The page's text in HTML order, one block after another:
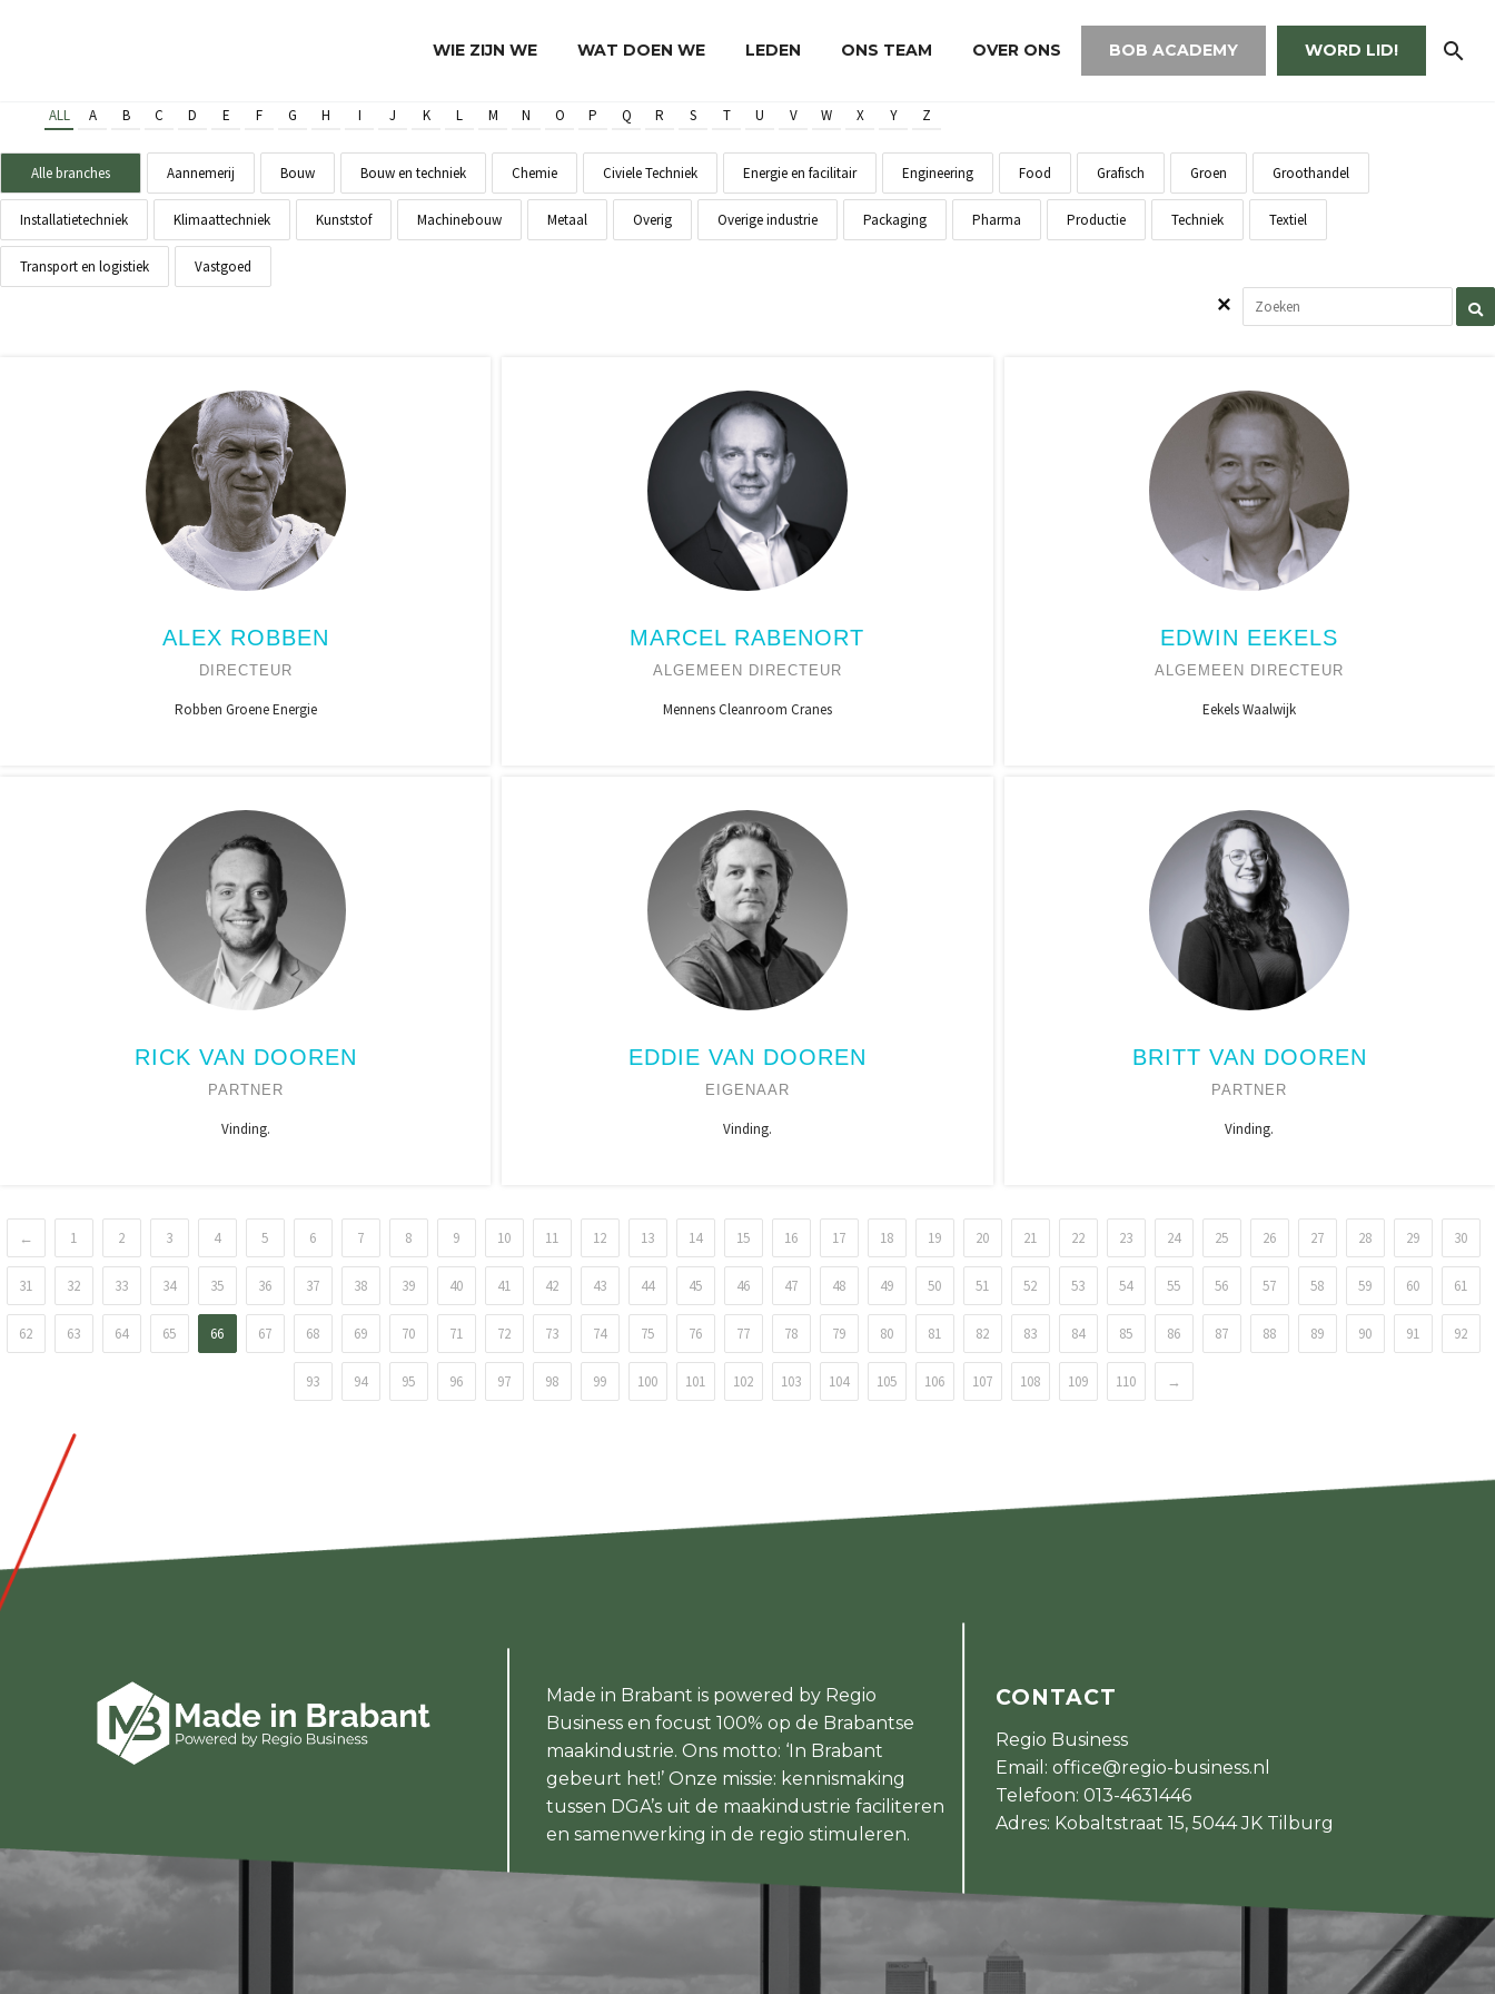
WIE ZIJN WE WAT DOEN WE LEDEN ONS TEAM OVER ONS BOB ACADEMY WORD LID!
ALL A B C D E F G H I J K L M N O P Q R S T U V W X Y Z
Alle branches Aannemerij Bouw Bouw en techniek Chemie Civiele Techniek Energie en facilitair Engineering Food Grafisch Groen Groothandel
Installatietechniek Klimaattechniek Kunststof Machinebouw Metaal Overig Overige industrie Packaging Pharma Productie Techniek Textiel
Transport en logistiek Vastgoed
ALEX ROBBEN
DIRECTEUR
Robben Groene Energie
MARCEL RABENORT
ALGEMEEN DIRECTEUR
Mennens Cleanroom Cranes
EDWIN EEKELS
ALGEMEEN DIRECTEUR
Eekels Waalwijk
RICK VAN DOOREN
PARTNER
Vinding.
EDDIE VAN DOOREN
EIGENAAR
Vinding.
BRITT VAN DOOREN
PARTNER
Vinding.
← 1 2 3 4 5 6 7 8 9 10 11 12 13 14 15 16 17 18 19 20 21 22 23 24 25 26 27 28 29 30
31 32 33 34 35 36 37 38 39 40 41 42 43 44 45 46 47 48 49 50 51 52 53 54 55 56 57 58 59 60 61
62 63 64 65 66 67 68 69 70 71 72 73 74 75 76 77 78 79 80 81 82 83 84 85 86 87 88 89 90 91 92
93 94 95 96 97 98 99 100 101 102 103 104 105 106 107 108 109 110 →
Made in Brabant is powered by Regio
Business en focust 100% op de Brabantse
maakindustrie. Ons motto: ‘In Brabant
gebeurt het!’ Onze missie: kennismaking
tussen DGA’s uit de maakindustrie faciliteren
en samenwerking in de regio stimuleren.
CONTACT
Regio Business
Email: office@regio-business.nl
Telefoon: 013-4631446
Adres: Kobaltstraat 15, 5044 JK Tilburg